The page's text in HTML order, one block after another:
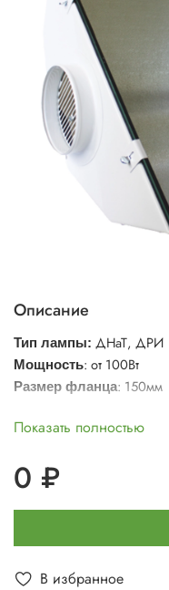
В избранное
Описание
Тип лампы: ДНаТ, ДРИ
Мощность: от 100Вт
Размер фланца: 150мм
Показать полностью
0 ₽